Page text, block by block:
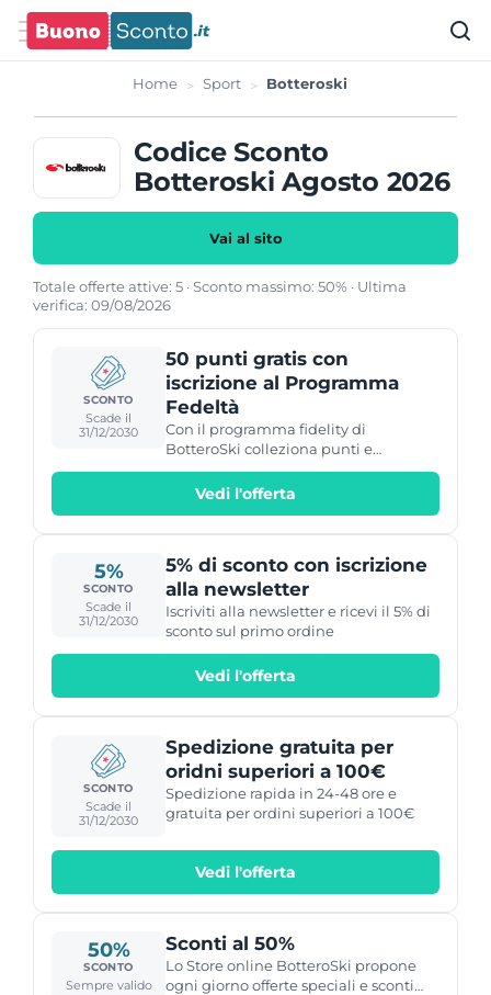
Home Sport Botteroski
Codice Sconto
Botteroski Agosto 2026
Vai al sito
Totale offerte attive: 5 · Sconto massimo: 50% · Ultima
verifica: 09/08/2026
SCONTO
Scade il
31/12/2030
50 punti gratis con
iscrizione al Programma
Fedeltà
Con il programma fidelity di
BotteroSki colleziona punti e
trasformali in sconti immediati!
Richiedi la card e subito per te 50
Vedi l'offerta
5%
SCONTO
Scade il
31/12/2030
5% di sconto con iscrizione
alla newsletter
Iscriviti alla newsletter e ricevi il 5% di
sconto sul primo ordine
Vedi l'offerta
SCONTO
Scade il
31/12/2030
Spedizione gratuita per
oridni superiori a 100€
Spedizione rapida in 24-48 ore e
gratuita per ordini superiori a 100€
Vedi l'offerta
50%
SCONTO
Sempre valido
Sconti al 50%
Lo Store online BotteroSki propone
ogni giorno offerte speciali e sconti